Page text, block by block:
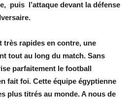
puis l’attaque devant la défense
très rapides en contre, une
tout au long du match. Sans
parfaitement le football
fait foi. Cette équipe égyptienne
plus titrés au monde. A nous de